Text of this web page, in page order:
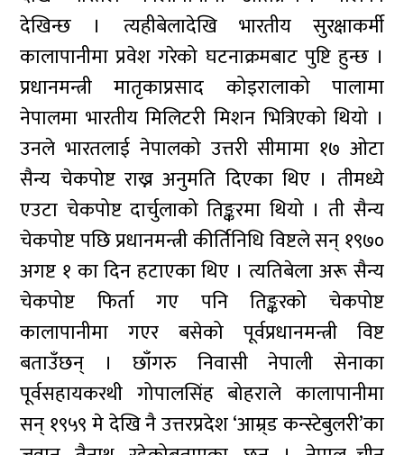
देखिन्छ । त्यहीबेलादेखि भारतीय सुरक्षाकर्मी
कालापानीमा प्रवेश गरेको घटनाक्रमबाट पुष्टि हुन्छ ।
प्रधानमन्त्री मातृकाप्रसाद कोइरालाको पालामा
नेपालमा भारतीय मिलिटरी मिशन भित्रिएको थियो ।
उनले भारतलाई नेपालको उत्तरी सीमामा १७ ओटा
सैन्य चेकपोष्ट राख्न अनुमति दिएका थिए । तीमध्ये
एउटा चेकपोष्ट दार्चुलाको तिङ्करमा थियो । ती सैन्य
चेकपोष्ट पछि प्रधानमन्त्री कीर्तिनिधि विष्टले सन् १९७०
अगष्ट १ का दिन हटाएका थिए । त्यतिबेला अरू सैन्य
चेकपोष्ट फिर्ता गए पनि तिङ्करको चेकपोष्ट
कालापानीमा गएर बसेको पूर्वप्रधानमन्त्री विष्ट
बताउँछन् । छाँगरु निवासी नेपाली सेनाका
पूर्वसहायकरथी गोपालसिंह बोहराले कालापानीमा
सन् १९५९ मे देखि नै उत्तरप्रदेश ‘आम्र्ड कन्स्टेबुलरी’का